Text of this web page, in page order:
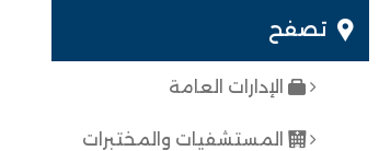
تصفح
الإدارات العامة
المستشفيات والمختبرات